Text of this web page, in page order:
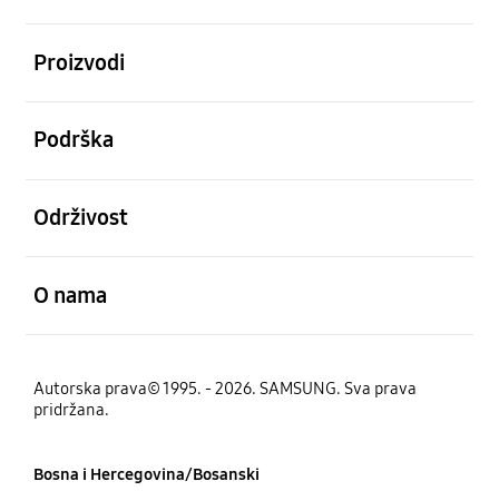
Proizvodi
Podrška
Održivost
O nama
Autorska prava© 1995. - 2026. SAMSUNG. Sva prava
pridržana.
Bosna i Hercegovina/Bosanski